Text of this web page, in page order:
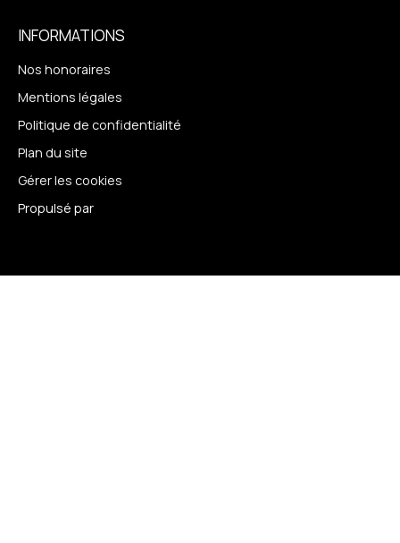
INFORMATIONS
Nos honoraires
Mentions légales
Politique de confidentialité
Plan du site
Gérer les cookies
Propulsé par